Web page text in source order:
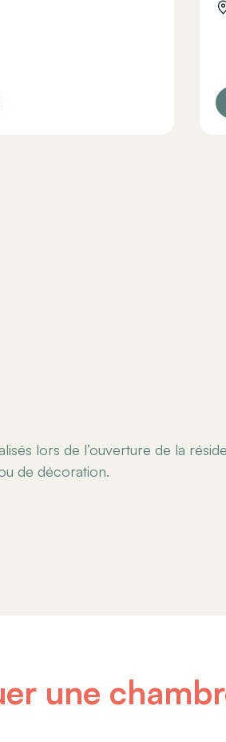
lors de l’ouverture de la
de décoration.
une